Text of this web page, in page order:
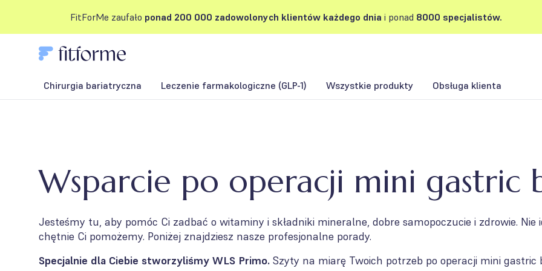
FitForMe zaufało ponad 200 000 zadowolonych klientów każdego dnia i ponad 8000 specjalistów.
Chirurgia bariatryczna Leczenie farmakologiczne (GLP-1) Wszystkie produkty Obsługa klienta
Wsparcie po operacji mini gastric
Jesteśmy tu, aby pomóc Ci zadbać o witaminy i składniki mineralne, dobre samopoczucie i zdrowie.
chętnie Ci pomożemy. Poniżej znajdziesz nasze profesjonalne porady.
Specjalnie dla Ciebie stworzyliśmy WLS Primo. Szyty na miarę Twoich potrzeb po operacji mini gastric